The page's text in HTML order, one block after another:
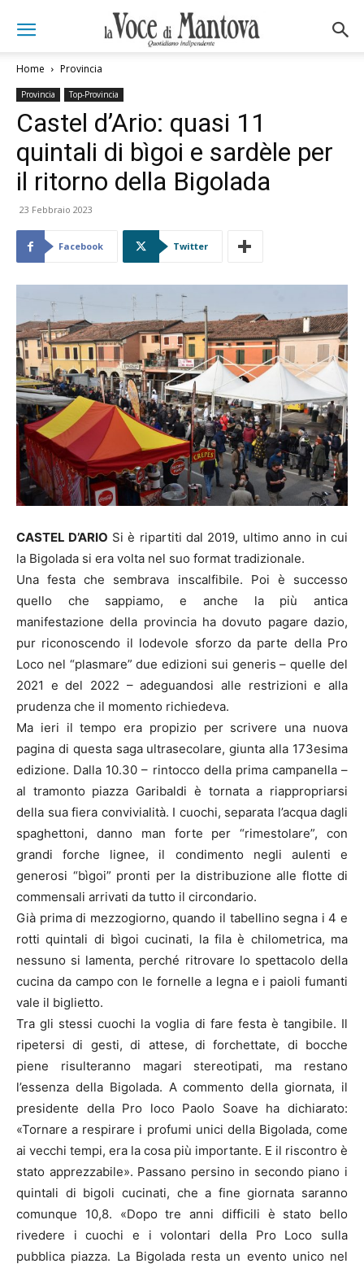
Home Provincia
Provincia Top-Provincia
Castel d’Ario: quasi 11
quintali di bìgoi e sardèle per
il ritorno della Bigolada
23 Febbraio 2023
Facebook Twitter
CASTEL D’ARIO Si è ripartiti dal 2019, ultimo anno in cui
la Bigolada si era volta nel suo format tradizionale.
Una festa che sembrava inscalfibile. Poi è successo
quello che sappiamo, e anche la più antica
manifestazione della provincia ha dovuto pagare dazio,
pur riconoscendo il lodevole sforzo da parte della Pro
Loco nel “plasmare” due edizioni sui generis – quelle del
2021 e del 2022 – adeguandosi alle restrizioni e alla
prudenza che il momento richiedeva.
Ma ieri il tempo era propizio per scrivere una nuova
pagina di questa saga ultrasecolare, giunta alla 173esima
edizione. Dalla 10.30 – rintocco della prima campanella –
al tramonto piazza Garibaldi è tornata a riappropriarsi
della sua fiera convivialità. I cuochi, separata l’acqua dagli
spaghettoni, danno man forte per “rimestolare”, con
grandi forche lignee, il condimento negli aulenti e
generosi “bìgoi” pronti per la distribuzione alle flotte di
commensali arrivati da tutto il circondario.
Già prima di mezzogiorno, quando il tabellino segna i 4 e
rotti quintali di bìgoi cucinati, la fila è chilometrica, ma
nessuno si lamenta, perché ritrovare lo spettacolo della
cucina da campo con le fornelle a legna e i paioli fumanti
vale il biglietto.
Tra gli stessi cuochi la voglia di fare festa è tangibile. Il
ripetersi di gesti, di attese, di forchettate, di bocche
piene risulteranno magari stereotipati, ma restano
l’essenza della Bigolada. A commento della giornata, il
presidente della Pro loco Paolo Soave ha dichiarato:
«Tornare a respirare i profumi unici della Bigolada, come
ai vecchi tempi, era la cosa più importante. E il riscontro è
stato apprezzabile». Passano persino in secondo piano i
quintali di bigoli cucinati, che a fine giornata saranno
comunque 10,8. «Dopo tre anni difficili è stato bello
rivedere i cuochi e i volontari della Pro Loco sulla
pubblica piazza. La Bigolada resta un evento unico nel